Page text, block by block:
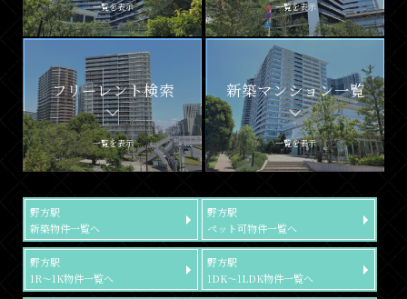
一覧を表示 一覧を表示
フリーレント検索
一覧を表示
新築マンション一覧
一覧を表示
野方駅
新築物件一覧へ
野方駅
ペット可物件一覧へ
野方駅
1R～1K物件一覧へ
野方駅
1DK～1LDK物件一覧へ